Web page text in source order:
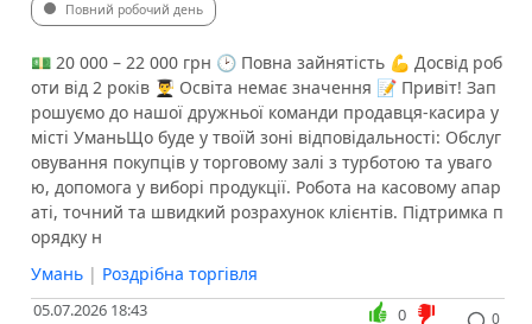
Повний робочий день
💵 20 000 – 22 000 грн 🕑 Повна зайнятість 💪 Досвід роб
оти від 2 років 👨‍🎓 Освіта немає значення 📝 Привіт! Зап
рошуємо до нашої дружньої команди продавця-касира у
місті УманьЩо буде у твоїй зоні відповідальності: Обслуг
овування покупців у торговому залі з турботою та уваго
ю, допомога у виборі продукції. Робота на касовому апар
аті, точний та швидкий розрахунок клієнтів. Підтримка п
орядку н
Умань | Роздрібна торгівля
05.07.2026 18:43 0
0